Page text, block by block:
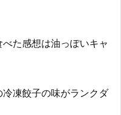
た感想は油っぽいキャ
凍餃子の味がランクダ